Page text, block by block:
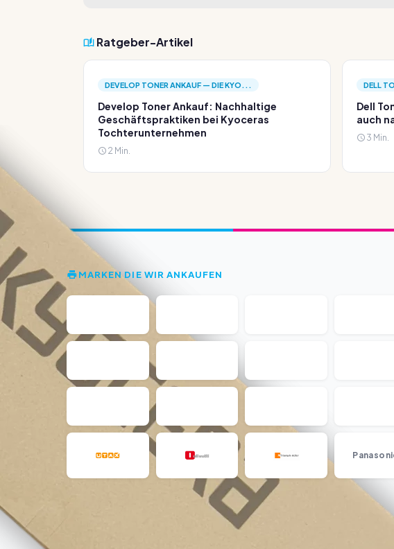
Ratgeber-Artikel
DEVELOP TONER ANKAUF — DIE KYO...
Develop Toner Ankauf: Nachhaltige
Geschäftspraktiken bei Kyoceras
Tochterunternehmen
2 Min.
DELL
Dell
auch
3 Min.
MARKEN DIE WIR ANKAUFEN